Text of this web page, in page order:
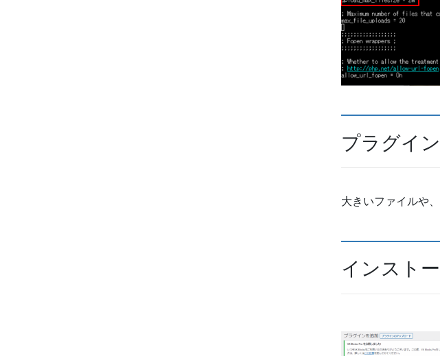
プラグイ
大きいファイルや
インスト